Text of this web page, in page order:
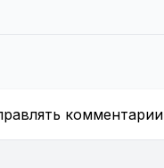
комментарии